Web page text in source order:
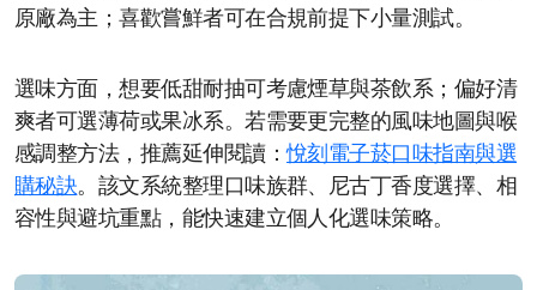
原廠為主；喜歡嘗鮮者可在合規前提下小量測試。
選味方面，想要低甜耐抽可考慮煙草與茶飲系；偏好清
爽者可選薄荷或果冰系。若需要更完整的風味地圖與喉
感調整方法，推薦延伸閱讀：悅刻電子菸口味指南與選
購秘訣。該文系統整理口味族群、尼古丁香度選擇、相
容性與避坑重點，能快速建立個人化選味策略。